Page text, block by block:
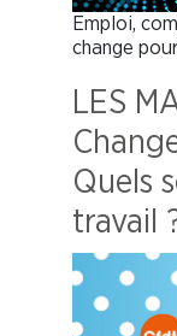
Emploi,
change
LES
Quels
travail